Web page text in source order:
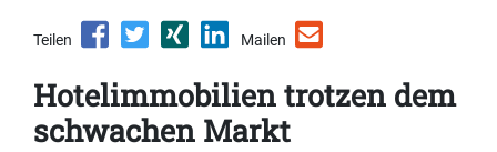
Teilen Mailen
Hotelimmobilien trotzen dem
schwachen Markt